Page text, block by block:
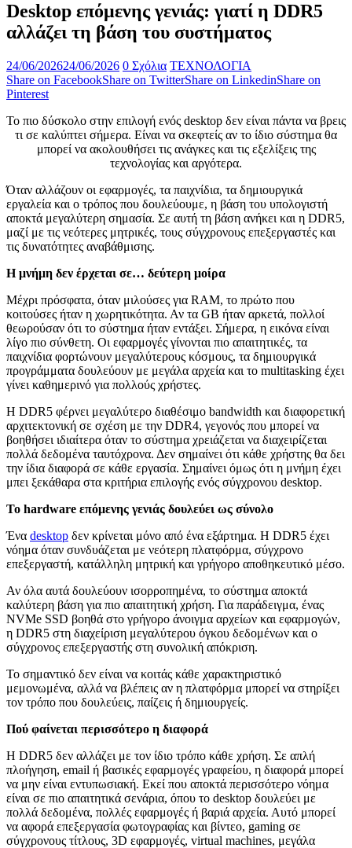
Desktop επόμενης γενιάς: γιατί η DDR5
αλλάζει τη βάση του συστήματος
24/06/202624/06/2026 0 Σχόλια ΤΕΧΝΟΛΟΓΙΑ
Share on FacebookShare on TwitterShare on LinkedinShare on
Pinterest
Το πιο δύσκολο στην επιλογή ενός desktop δεν είναι πάντα να βρεις
τι σε καλύπτει σήμερα. Είναι να σκεφτείς αν το ίδιο σύστημα θα
μπορεί να ακολουθήσει τις ανάγκες και τις εξελίξεις της
τεχνολογίας και αργότερα.
Όταν αλλάζουν οι εφαρμογές, τα παιχνίδια, τα δημιουργικά
εργαλεία και ο τρόπος που δουλεύουμε, η βάση του υπολογιστή
αποκτά μεγαλύτερη σημασία. Σε αυτή τη βάση ανήκει και η DDR5,
μαζί με τις νεότερες μητρικές, τους σύγχρονους επεξεργαστές και
τις δυνατότητες αναβάθμισης.
Η μνήμη δεν έρχεται σε… δεύτερη μοίρα
Μέχρι πρόσφατα, όταν μιλούσες για RAM, το πρώτο που
κοιτούσες ήταν η χωρητικότητα. Αν τα GB ήταν αρκετά, πολλοί
θεωρούσαν ότι το σύστημα ήταν εντάξει. Σήμερα, η εικόνα είναι
λίγο πιο σύνθετη. Οι εφαρμογές γίνονται πιο απαιτητικές, τα
παιχνίδια φορτώνουν μεγαλύτερους κόσμους, τα δημιουργικά
προγράμματα δουλεύουν με μεγάλα αρχεία και το multitasking έχει
γίνει καθημερινό για πολλούς χρήστες.
Η DDR5 φέρνει μεγαλύτερο διαθέσιμο bandwidth και διαφορετική
αρχιτεκτονική σε σχέση με την DDR4, γεγονός που μπορεί να
βοηθήσει ιδιαίτερα όταν το σύστημα χρειάζεται να διαχειρίζεται
πολλά δεδομένα ταυτόχρονα. Δεν σημαίνει ότι κάθε χρήστης θα δει
την ίδια διαφορά σε κάθε εργασία. Σημαίνει όμως ότι η μνήμη έχει
μπει ξεκάθαρα στα κριτήρια επιλογής ενός σύγχρονου desktop.
Το hardware επόμενης γενιάς δουλεύει ως σύνολο
Ένα desktop δεν κρίνεται μόνο από ένα εξάρτημα. Η DDR5 έχει
νόημα όταν συνδυάζεται με νεότερη πλατφόρμα, σύγχρονο
επεξεργαστή, κατάλληλη μητρική και γρήγορο αποθηκευτικό μέσο.
Αν όλα αυτά δουλεύουν ισορροπημένα, το σύστημα αποκτά
καλύτερη βάση για πιο απαιτητική χρήση. Για παράδειγμα, ένας
NVMe SSD βοηθά στο γρήγορο άνοιγμα αρχείων και εφαρμογών,
η DDR5 στη διαχείριση μεγαλύτερου όγκου δεδομένων και ο
σύγχρονος επεξεργαστής στη συνολική απόκριση.
Το σημαντικό δεν είναι να κοιτάς κάθε χαρακτηριστικό
μεμονωμένα, αλλά να βλέπεις αν η πλατφόρμα μπορεί να στηρίξει
τον τρόπο που δουλεύεις, παίζεις ή δημιουργείς.
Πού φαίνεται περισσότερο η διαφορά
Η DDR5 δεν αλλάζει με τον ίδιο τρόπο κάθε χρήση. Σε απλή
πλοήγηση, email ή βασικές εφαρμογές γραφείου, η διαφορά μπορεί
να μην είναι εντυπωσιακή. Εκεί που αποκτά περισσότερο νόημα
είναι σε πιο απαιτητικά σενάρια, όπου το desktop δουλεύει με
πολλά δεδομένα, πολλές εφαρμογές ή βαριά αρχεία. Αυτό μπορεί
να αφορά επεξεργασία φωτογραφίας και βίντεο, gaming σε
σύγχρονους τίτλους, 3D εφαρμογές, virtual machines, μεγάλα